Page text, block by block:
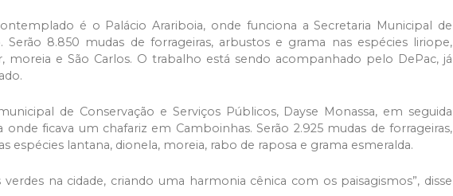
é o Palácio Arariboia, onde funciona a Secretaria Municipal de
8.850 mudas de forrageiras, arbustos e grama nas espécies liriope,
moreia e São Carlos. O trabalho está sendo acompanhado pelo DePac, já
de Conservação e Serviços Públicos, Dayse Monassa, em seguida
ficava um chafariz em Camboinhas. Serão 2.925 mudas de forrageiras,
espécies lantana, dionela, moreia, rabo de raposa e grama esmeralda.
na cidade, criando uma harmonia cênica com os paisagismos”, disse